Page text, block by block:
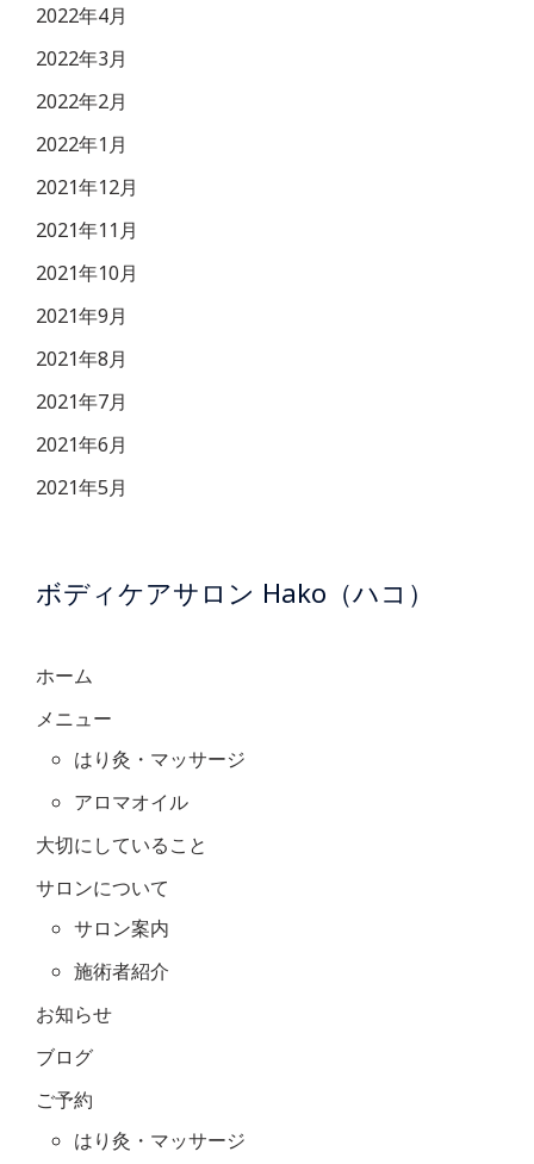
2022年4月
2022年3月
2022年2月
2022年1月
2021年12月
2021年11月
2021年10月
2021年9月
2021年8月
2021年7月
2021年6月
2021年5月
ボディケアサロン Hako（ハコ）
ホーム
メニュー
はり灸・マッサージ
アロマオイル
大切にしていること
サロンについて
サロン案内
施術者紹介
お知らせ
ブログ
ご予約
はり灸・マッサージ